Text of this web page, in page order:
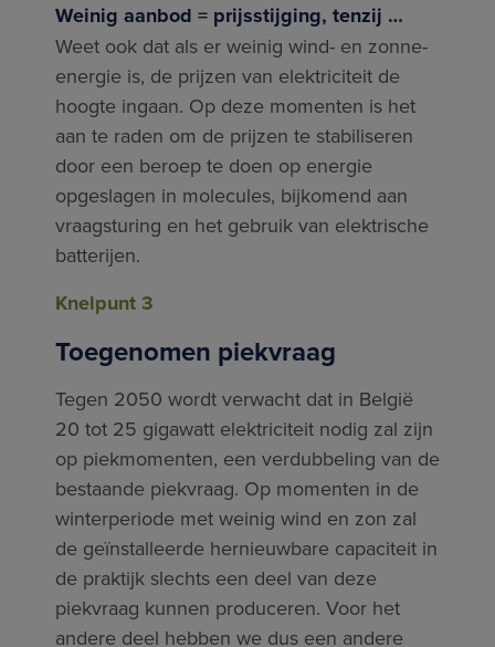
Weinig aanbod = prijsstijging, tenzij …
Weet ook dat als er weinig wind- en zonne-
energie is, de prijzen van elektriciteit de
hoogte ingaan. Op deze momenten is het
aan te raden om de prijzen te stabiliseren
door een beroep te doen op energie
opgeslagen in molecules, bijkomend aan
vraagsturing en het gebruik van elektrische
batterijen.
Knelpunt 3
Toegenomen piekvraag
Tegen 2050 wordt verwacht dat in België
20 tot 25 gigawatt elektriciteit nodig zal zijn
op piekmomenten, een verdubbeling van de
bestaande piekvraag. Op momenten in de
winterperiode met weinig wind en zon zal
de geïnstalleerde hernieuwbare capaciteit in
de praktijk slechts een deel van deze
piekvraag kunnen produceren. Voor het
andere deel hebben we dus een andere